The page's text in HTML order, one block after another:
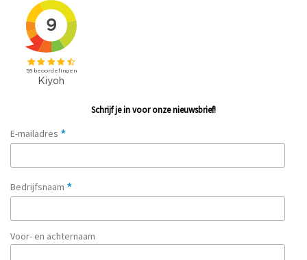
Schrijf je in voor onze nieuwsbrief!
E-mailadres *
Bedrijfsnaam *
Voor- en achternaam